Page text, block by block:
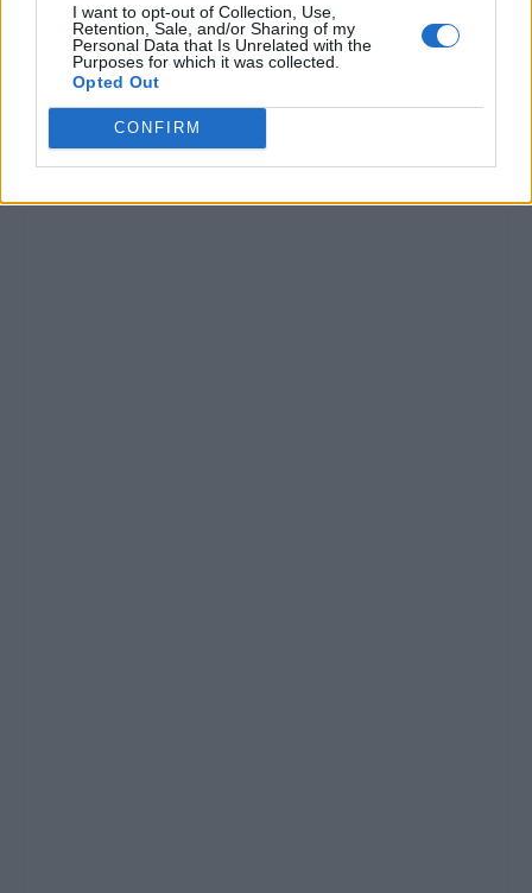
I want to opt-out of Collection, Use,
Retention, Sale, and/or Sharing of my
Personal Data that Is Unrelated with the
Purposes for which it was collected.
Opted Out
CONFIRM
CONDIVIDERE: